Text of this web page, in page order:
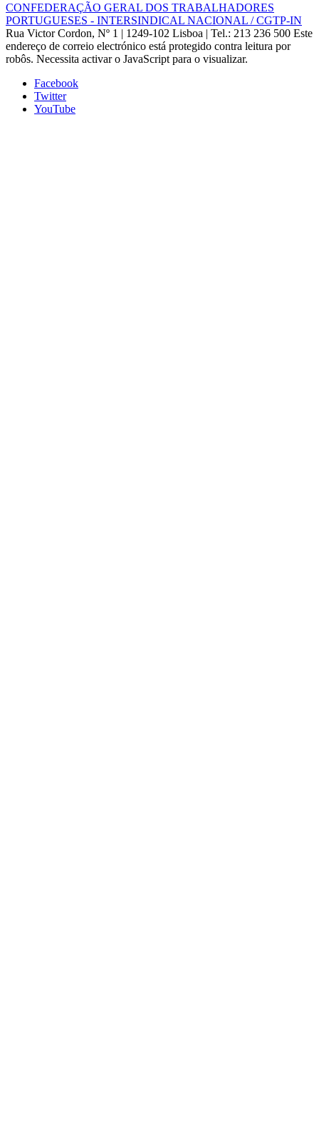
CONFEDERAÇÃO GERAL DOS TRABALHADORES
PORTUGUESES - INTERSINDICAL NACIONAL / CGTP-IN
Rua Victor Cordon, Nº 1 | 1249-102 Lisboa | Tel.: 213 236 500 Este
endereço de correio electrónico está protegido contra leitura por
robôs. Necessita activar o JavaScript para o visualizar.
Facebook
Twitter
YouTube